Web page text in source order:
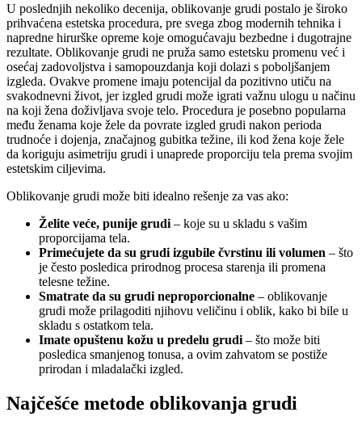
U poslednjih nekoliko decenija, oblikovanje grudi postalo je široko
prihvaćena estetska procedura, pre svega zbog modernih tehnika i
napredne hirurške opreme koje omogućavaju bezbedne i dugotrajne
rezultate. Oblikovanje grudi ne pruža samo estetsku promenu već i
osećaj zadovoljstva i samopouzdanja koji dolazi s poboljšanjem
izgleda. Ovakve promene imaju potencijal da pozitivno utiču na
svakodnevni život, jer izgled grudi može igrati važnu ulogu u načinu
na koji žena doživljava svoje telo. Procedura je posebno popularna
među ženama koje žele da povrate izgled grudi nakon perioda
trudnoće i dojenja, značajnog gubitka težine, ili kod žena koje žele
da koriguju asimetriju grudi i unaprede proporciju tela prema svojim
estetskim ciljevima.
Oblikovanje grudi može biti idealno rešenje za vas ako:
Želite veće, punije grudi – koje su u skladu s vašim
proporcijama tela.
Primećujete da su grudi izgubile čvrstinu ili volumen – što
je često posledica prirodnog procesa starenja ili promena
telesne težine.
Smatrate da su grudi neproporcionalne – oblikovanje
grudi može prilagoditi njihovu veličinu i oblik, kako bi bile u
skladu s ostatkom tela.
Imate opuštenu kožu u predelu grudi – što može biti
posledica smanjenog tonusa, a ovim zahvatom se postiže
prirodan i mladalački izgled.
Najčešće metode oblikovanja grudi